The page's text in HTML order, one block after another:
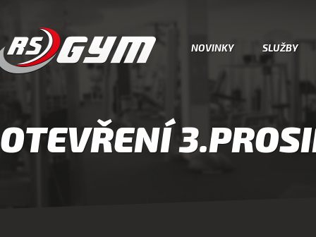
NOVINKY SLUŽBY
OTEVŘENÍ